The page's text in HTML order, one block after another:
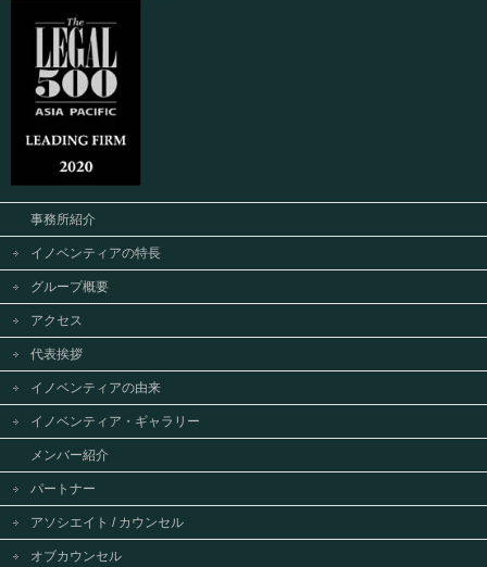
事務所紹介
イノベンティアの特長
グループ概要
アクセス
代表挨拶
イノベンティアの由来
イノベンティア・ギャラリー
メンバー紹介
パートナー
アソシエイト / カウンセル
オブカウンセル